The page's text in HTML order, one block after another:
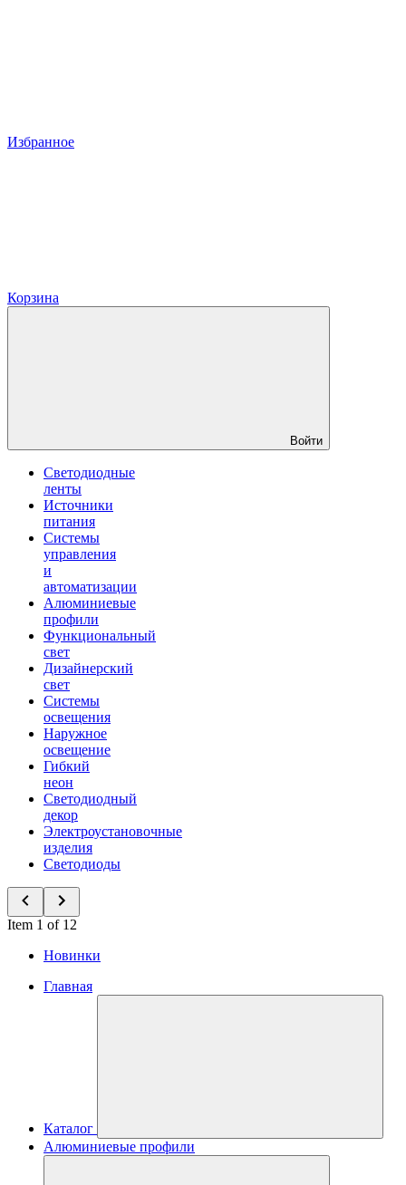
Избранное
Корзина
Войти
Светодиодные
ленты
Источники
питания
Системы
управления
и
автоматизации
Алюминиевые
профили
Функциональный
свет
Дизайнерский
свет
Системы
освещения
Наружное
освещение
Гибкий
неон
Светодиодный
декор
Электроустановочные
изделия
Светодиоды
Item 1 of 12
Новинки
Главная
Каталог
Алюминиевые профили